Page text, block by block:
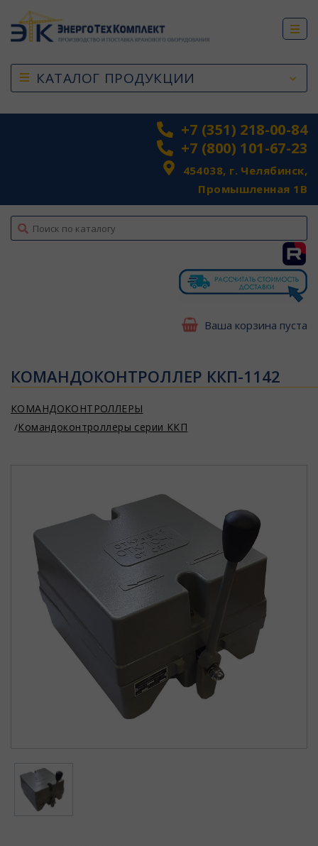
КАТАЛОГ ПРОДУКЦИИ
+7 (351) 218-00-84
+7 (800) 101-67-23
454038, г. Челябинск,
Промышленная 1В
top
Ваша корзина пуста
КОМАНДОКОНТРОЛЛЕР ККП-1142
КОМАНДОКОНТРОЛЛЕРЫ
Командоконтроллеры серии ККП